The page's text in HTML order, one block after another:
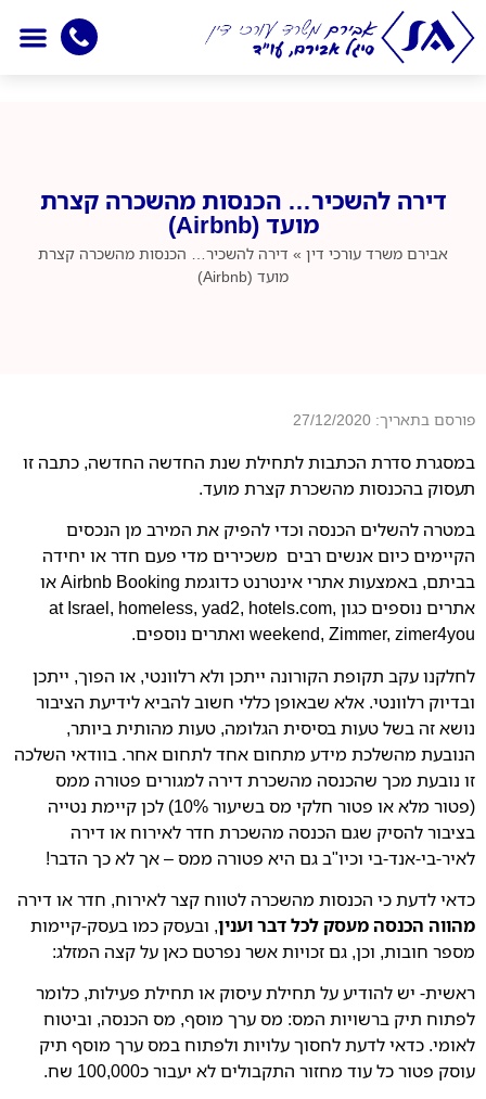
דירה להשכיר… הכנסות מהשכרה קצרת
מועד (Airbnb)
אבירם משרד עורכי דין » דירה להשכיר… הכנסות מהשכרה קצרת
מועד (Airbnb)
פורסם בתאריך: 27/12/2020
במסגרת סדרת הכתבות לתחילת שנת החדשה החדשה, כתבה זו
תעסוק בהכנסות מהשכרת קצרת מועד.
במטרה להשלים הכנסה וכדי להפיק את המירב מן הנכסים
הקיימים כיום אנשים רבים משכירים מדי פעם חדר או יחידה
בביתם, באמצעות אתרי אינטרנט כדוגמת Airbnb Booking או
אתרים נוספים כגון at Israel, homeless, yad2, hotels.com,
weekend, Zimmer, zimer4you ואתרים נוספים.
לחלקנו עקב תקופת הקורונה ייתכן ולא רלוונטי, או הפוך, ייתכן
ובדיוק רלוונטי. אלא שבאופן כללי חשוב להביא לידיעת הציבור
נושא זה בשל טעות בסיסית הגלומה, טעות מהותית ביותר,
הנובעת מהשלכת מידע מתחום אחד לתחום אחר. בוודאי השלכה
זו נובעת מכך שהכנסה מהשכרת דירה למגורים פטורה ממס
(פטור מלא או פטור חלקי מס בשיעור 10%) לכן קיימת נטייה
בציבור להסיק שגם הכנסה מהשכרת חדר לאירוח או דירה
לאיר-בי-אנד-בי וכיו"ב גם היא פטורה ממס – אך לא כך הדבר!
כדאי לדעת כי הכנסות מהשכרה לטווח קצר לאירוח, חדר או דירה
מהווה הכנסה מעסק לכל דברוענין, ובעסק כמו בעסק-קיימות
מספר חובות, וכן, גם זכויות אשר נפרטם כאן על קצה המזלג:
ראשית- יש להודיע על תחילת עיסוק או תחילת פעילות, כלומר
לפתוח תיק ברשויות המס: מס ערך מוסף, מס הכנסה, וביטוח
לאומי. כדאי לדעת לחסוך עלויות ולפתוח במס ערך מוסף תיק
עוסק פטור כל עוד מחזור התקבולים לא יעבור כ100,000 שח.